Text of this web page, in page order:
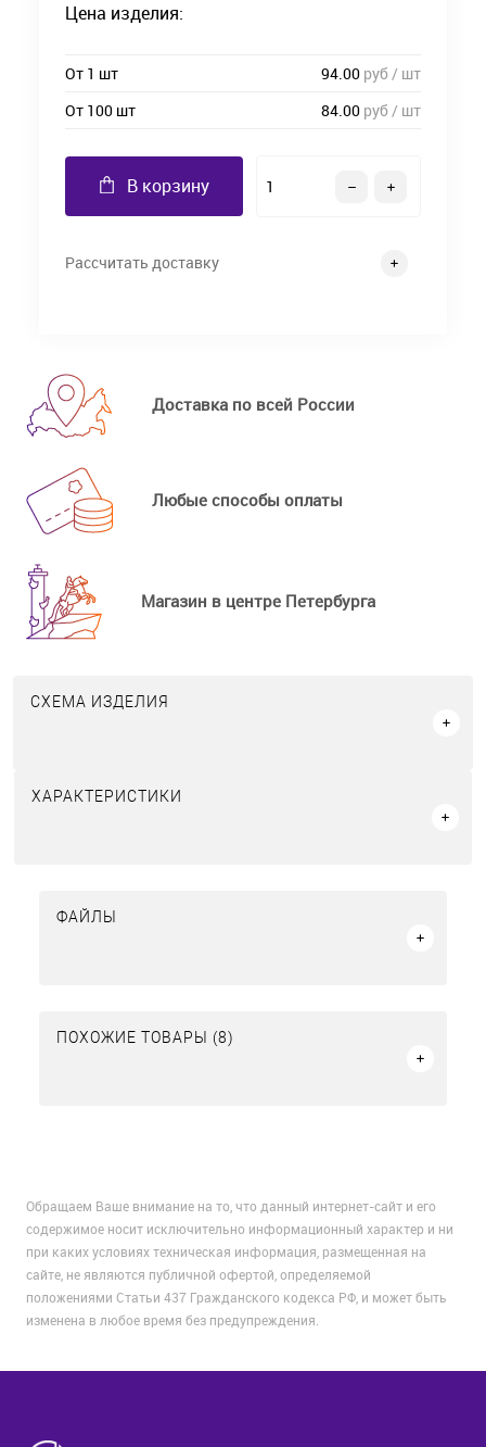
Цена изделия:
От 1 шт 94.00 руб / шт
От 100 шт
84.00 руб / шт
В корзину
Рассчитать доставку
Доставка по всей России
Любые способы оплаты
Магазин в центре Петербурга
СХЕМА ИЗДЕЛИЯ
ХАРАКТЕРИСТИКИ
ФАЙЛЫ
ПОХОЖИЕ ТОВАРЫ (8)
Обращаем Ваше внимание на то, что данный интернет-сайт и его
содержимое носит исключительно информационный характер и ни
при каких условиях техническая информация, размещенная на
сайте, не являются публичной офертой, определяемой
положениями Статьи 437 Гражданского кодекса РФ, и может быть
изменена в любое время без предупреждения.